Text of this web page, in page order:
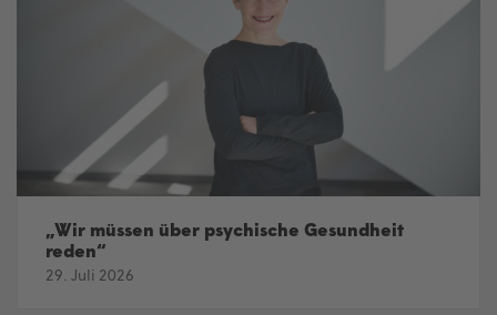
„Wir müssen über psychische Gesundheit
reden“
29. Juli 2026